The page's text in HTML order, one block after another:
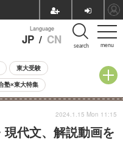
menu
Language
JP / CN search
東大受験
塾×東大特集
験 小学校受験
人気記事
現代文、解説動画を
2024.1.15 Mon 11:15